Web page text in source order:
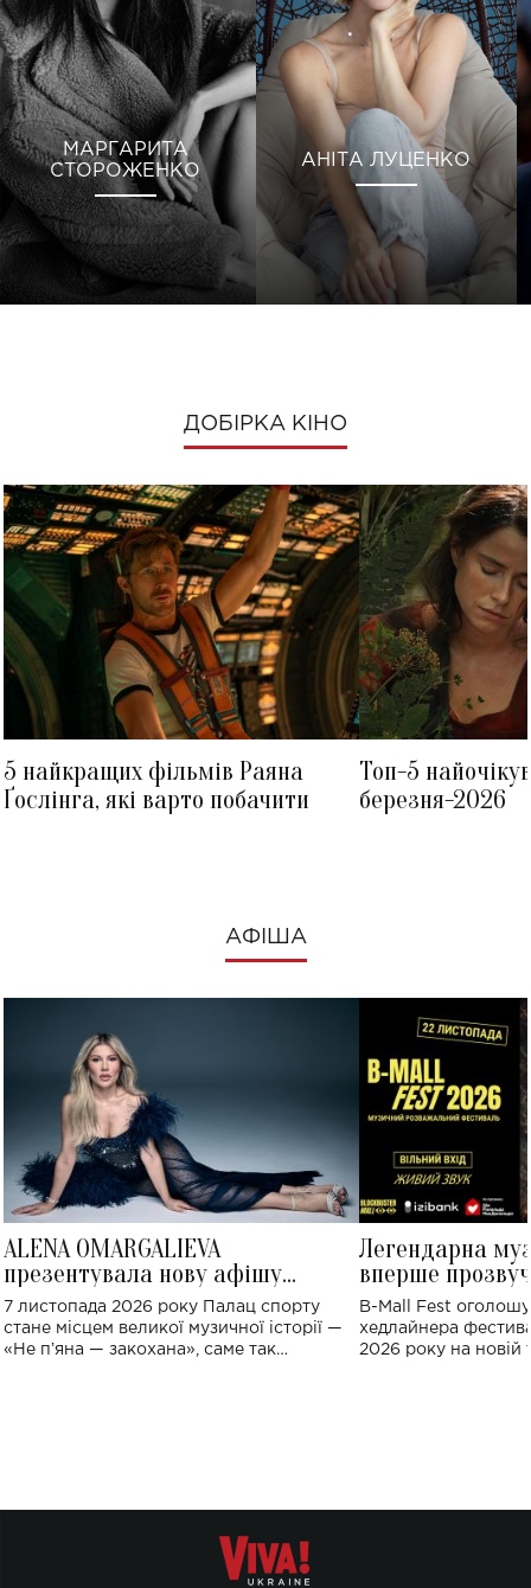
МАРГАРИТА
СТОРОЖЕНКО
АНІТА ЛУЦЕНКО
ДОБІРКА КІНО
5 найкращих фільмів Раяна
Ґослінга, які варто побачити
Топ-5
березня-2026
АФІША
ALENA OMARGALIEVA
презентувала нову афішу
великого концерту в Палаці
спорту
7 листопада 2026 року Палац спорту
стане місцем великої музичної історії —
«Не пʼяна — закохана», саме так
Легендарна
вперше
Україні: де
B-Mall Fest
хедлайнера
2026 року на новій